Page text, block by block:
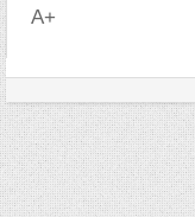
A+